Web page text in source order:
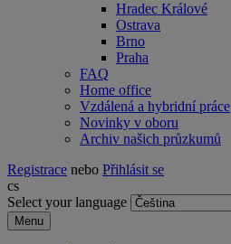
Hradec Králové
Ostrava
Brno
Praha
FAQ
Home office
Vzdálená a hybridní práce
Novinky v oboru
Archiv našich průzkumů
Registrace nebo Přihlásit se
cs
Select your language
Menu